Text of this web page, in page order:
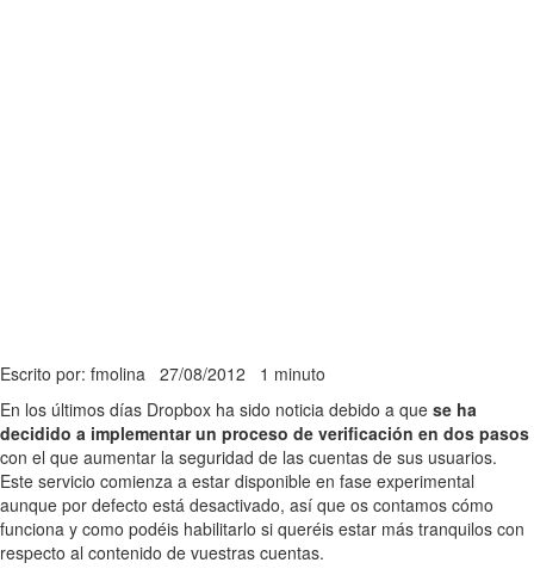
Escrito por: fmolina 27/08/2012 1 minuto
En los últimos días Dropbox ha sido noticia debido a que se ha
decidido a implementar un proceso de verificación en dos pasos
con el que aumentar la seguridad de las cuentas de sus usuarios.
Este servicio comienza a estar disponible en fase experimental
aunque por defecto está desactivado, así que os contamos cómo
funciona y como podéis habilitarlo si queréis estar más tranquilos con
respecto al contenido de vuestras cuentas.